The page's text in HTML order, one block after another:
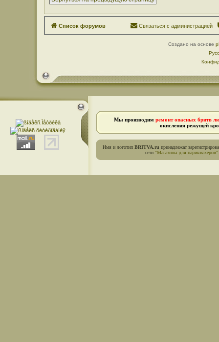
Список форумов Связаться с администрацией
Создано на основе
Мы производим ремонт опасных бритв
окисления режущей
Имя и логотип BRITVA.ru принадлежат
сети "Магазины для парикмахеров"